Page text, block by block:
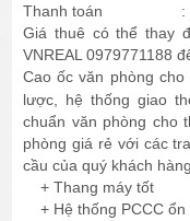
Thanh toán : 1
Giá thuê có thể thay
VNREAL 0979771188
Cao ốc văn phòng cho
lược, hệ thống giao
chuẩn văn phòng cho
phòng giá rẻ với các
cầu của quý khách
+ Thang máy tốt
+ Hệ thống PCCC ổn